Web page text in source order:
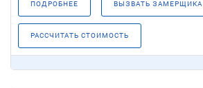
ПОДРОБНЕЕ ВЫЗВАТЬ ЗАМЕРЩИКА
РАССЧИТАТЬ СТОИМОСТЬ